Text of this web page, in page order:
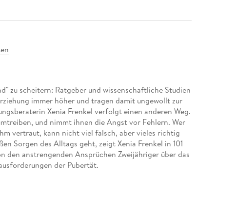
zu scheitern: Ratgeber und wissenschaftliche Studien
immer höher und tragen damit ungewollt zur
Xenia Frenkel verfolgt einen anderen Weg.
und nimmt ihnen die Angst vor Fehlern. Wer
vertraut, kann nicht viel falsch, aber vieles richtig
Sorgen des Alltags geht, zeigt Xenia Frenkel in 101
anstrengenden Ansprüchen Zweijähriger über das
der Pubertät.